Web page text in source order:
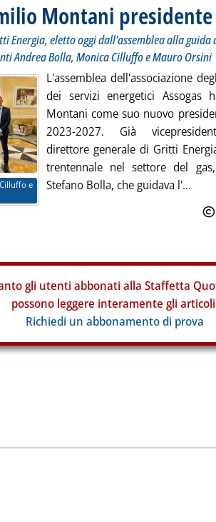
Montani presidente
Energia, eletto oggi dall'assemblea alla guida
Andrea Bolla, Monica Cilluffo e Mauro Orsini
e
L'assemblea dell'associazione
dei servizi energetici Assogas
Montani come suo nuovo
2023-2027. Già
direttore generale di Gritti
trentennale nel settore del
Stefano Bolla, che guidava l'...
gli utenti abbonati alla Staffetta
possono leggere interamente gli
Richiedi un abbonamento di prova